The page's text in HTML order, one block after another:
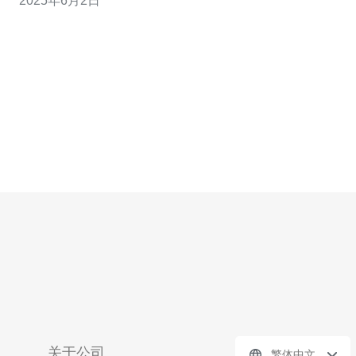
使用阿里云香港服务器时遇到了速度太慢的问题。 造成阿
关于公司